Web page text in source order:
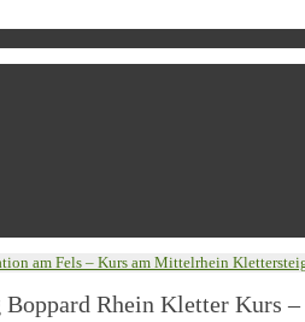
am Fels – Kurs am Mittelrhein
Rhein Kletter Kurs –